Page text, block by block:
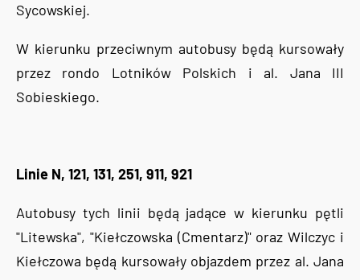
Sycowskiej.
W kierunku przeciwnym autobusy będą kursowały
przez rondo Lotników Polskich i al. Jana III
Sobieskiego.
Linie N, 121, 131, 251, 911, 921
Autobusy tych linii będą jadące w kierunku pętli
"Litewska", "Kiełczowska (Cmentarz)" oraz Wilczyc i
Kiełczowa będą kursowały objazdem przez al. Jana